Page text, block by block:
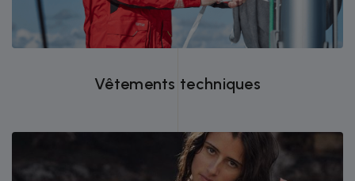
Plus de 20 ans d'expérience
Vêtements techniques